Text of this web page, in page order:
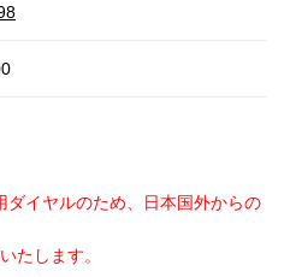
イヤルのため、日本国外からの
たします。